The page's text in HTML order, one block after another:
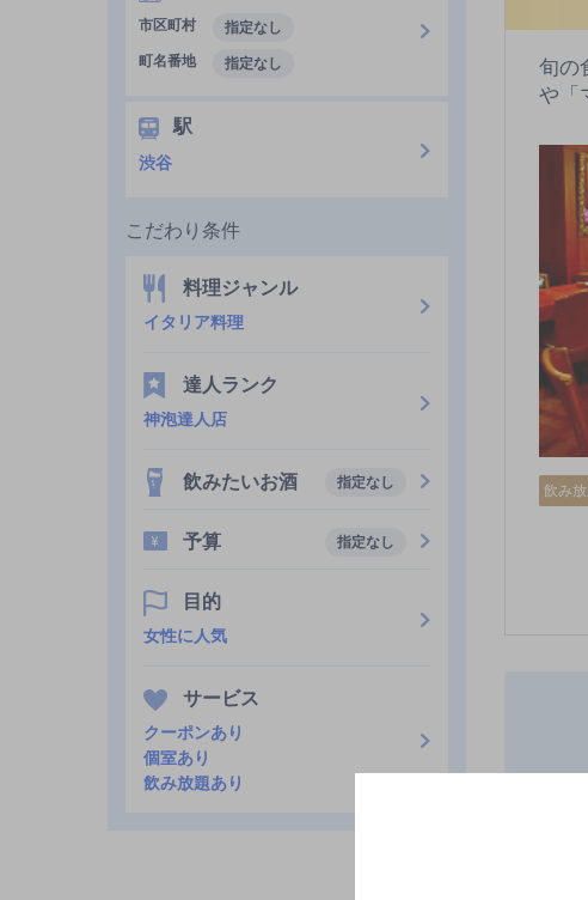
旬の
や「
飲み
市区町村
指定なし
町名番地
指定なし
駅
渋谷
こだわり条件
料理ジャンル
イタリア料理
達人ランク
神泡達人店
飲みたいお酒 指定なし
予算 指定なし
目的
女性に人気
サービス
クーポンあり
個室あり
飲み放題あり